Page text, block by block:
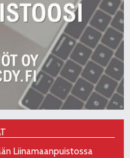
Liinamaanpuistossa